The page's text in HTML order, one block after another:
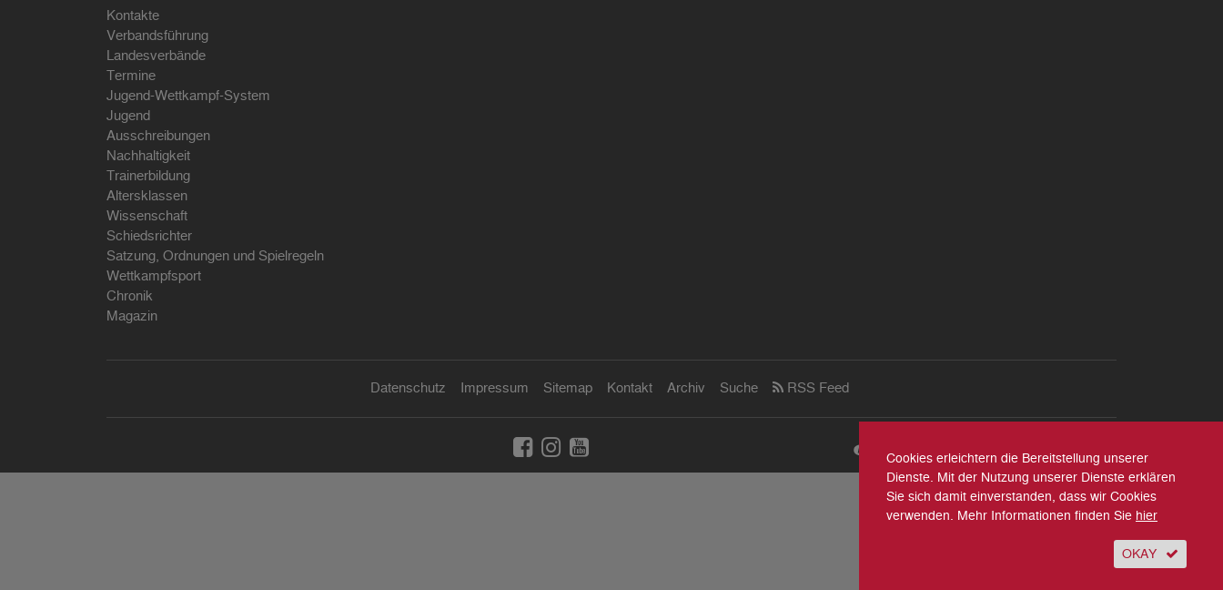
Kontakte
Verbandsführung
Landesverbände
Termine
Jugend-Wettkampf-System
Jugend
Ausschreibungen
Nachhaltigkeit
Trainerbildung
Altersklassen
Wissenschaft
Schiedsrichter
Satzung, Ordnungen und Spielregeln
Wettkampfsport
Chronik
Magazin
Datenschutz Impressum Sitemap Kontakt Archiv Suche RSS Feed
Cookies erleichtern die Bereitstellung unserer
Dienste. Mit der Nutzung unserer Dienste erklären
Sie sich damit einverstanden, dass wir Cookies
verwenden. Mehr Informationen finden Sie hier
OKAY